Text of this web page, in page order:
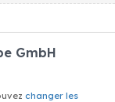
GmbH
changer les